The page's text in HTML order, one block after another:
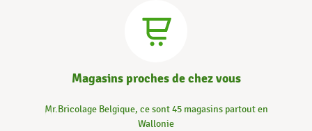
Magasins proches de chez vous
Mr.Bricolage Belgique, ce sont 45 magasins partout en
Wallonie